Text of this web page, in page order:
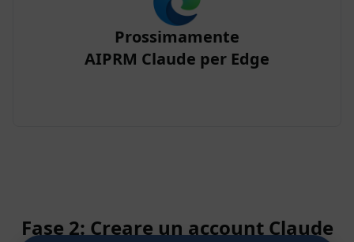
Prossimamente
AIPRM Claude per Edge
Fase 2: Creare un account Claude